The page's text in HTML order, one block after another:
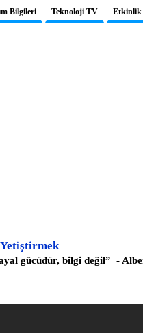
Bilgileri Teknoloji TV Etkinlik
Yetiştirmek
gücüdür, bilgi değil” -